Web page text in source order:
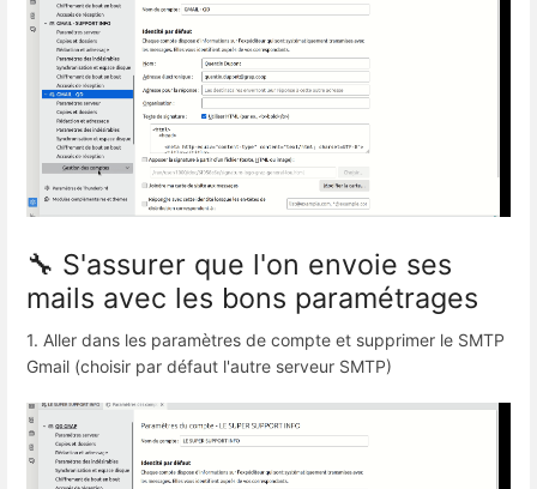
🔧 S'assurer que l'on envoie ses
mails avec les bons paramétrages
1. Aller dans les paramètres de compte et supprimer le SMTP
Gmail (choisir par défaut l'autre serveur SMTP)